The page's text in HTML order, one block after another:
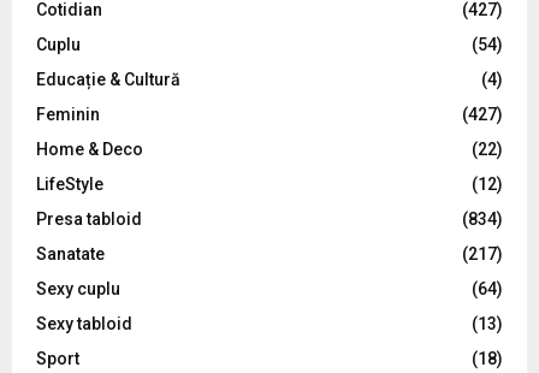
:
C
Cotidian
(427)
Cuplu
(54)
Educație & Cultură
(4)
Feminin
(427)
Home & Deco
(22)
LifeStyle
(12)
Presa tabloid
(834)
Sanatate
(217)
Sexy cuplu
(64)
Sexy tabloid
(13)
Sport
(18)